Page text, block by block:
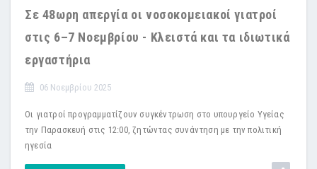
Σε 48ωρη απεργία οι νοσοκομειακοί γιατροί
στις 6–7 Νοεμβρίου - Κλειστά και τα ιδιωτικά
εργαστήρια
06 Νοεμβρίου 2025
Οι γιατροί προγραμματίζουν συγκέντρωση στο υπουργείο Υγείας
την Παρασκευή στις 12:00, ζητώντας συνάντηση με την πολιτική
ηγεσία